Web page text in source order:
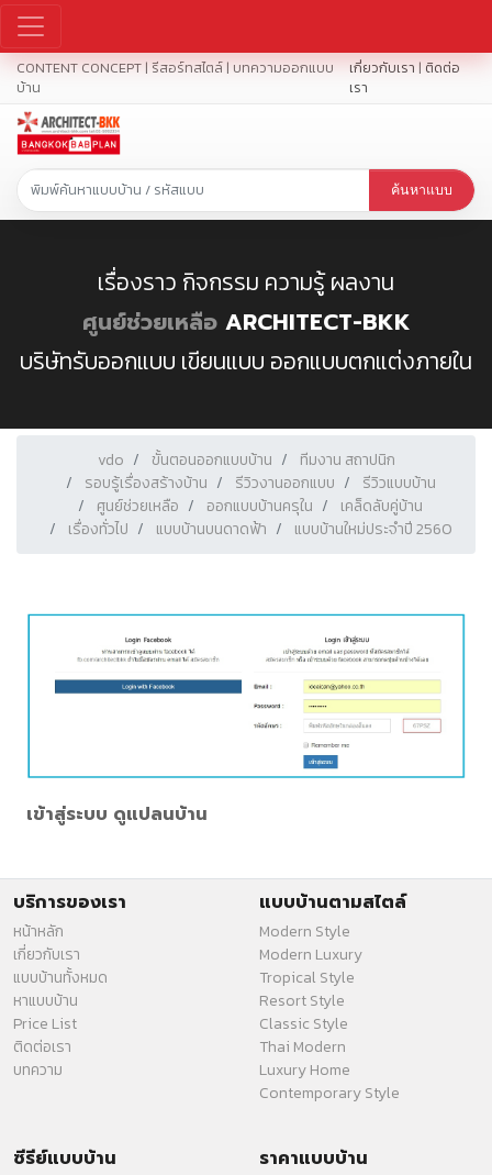
CONTENT CONCEPT | รีสอร์ทสไตล์ | บทความออกแบบ
บ้าน
เกี่ยวกับเรา | ติดต่อ
เรา
ค้นหาแบบ
เรื่องราว กิจกรรม ความรู้ ผลงาน
ศูนย์ช่วยเหลือARCHITECT-BKK
บริษัทรับออกแบบ เขียนแบบ ออกแบบตกแต่งภายใน
vdo ขั้นตอนออกแบบบ้าน
ทีมงาน สถาปนิก
รอบรู้เรื่องสร้างบ้าน
รีวิวงานออกแบบ
รีวิวแบบบ้าน
ศูนย์ช่วยเหลือ
ออกแบบบ้านครุใน
เคล็ดลับคู่บ้าน
เรื่องทั่วไป
แบบบ้านบนดาดฟ้า แบบบ้านใหม่ประจำปี 2560
เข้าสู่ระบบ ดูแปลนบ้าน
บริการของเรา
หน้าหลัก
เกี่ยวกับเรา
แบบบ้านทั้งหมด
หาแบบบ้าน
Price List
ติดต่อเรา
บทความ
แบบบ้านตามสไตล์
Modern Style
Modern Luxury
Tropical Style
Resort Style
Classic Style
Thai Modern
Luxury Home
Contemporary Style
ซีรีย์แบบบ้าน ราคาแบบบ้าน